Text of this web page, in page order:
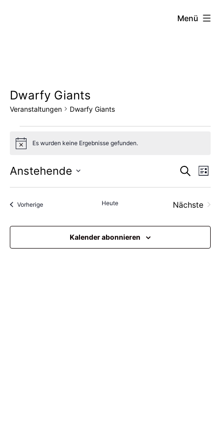
Menü
Dwarfy Giants
Veranstaltungen Dwarfy Giants
Veranstaltungen
HinweisEs wurden keine Ergebnisse gefunden.
SucheListe
Anstehende
Datum
wählen.
VorherigeVeranstaltungen Heute
Nächste
Kalender abonnieren